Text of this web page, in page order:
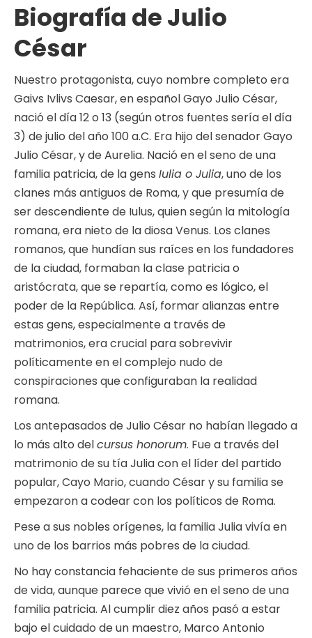
Biografía de Julio
César
Nuestro protagonista, cuyo nombre completo era
Gaivs Ivlivs Caesar, en español Gayo Julio César,
nació el día 12 o 13 (según otros fuentes sería el día
3) de julio del año 100 a.C. Era hijo del senador Gayo
Julio César, y de Aurelia. Nació en el seno de una
familia patricia, de la gens Iulia o Julia, uno de los
clanes más antiguos de Roma, y que presumía de
ser descendiente de Iulus, quien según la mitología
romana, era nieto de la diosa Venus. Los clanes
romanos, que hundían sus raíces en los fundadores
de la ciudad, formaban la clase patricia o
aristócrata, que se repartía, como es lógico, el
poder de la República. Así, formar alianzas entre
estas gens, especialmente a través de
matrimonios, era crucial para sobrevivir
políticamente en el complejo nudo de
conspiraciones que configuraban la realidad
romana.
Los antepasados de Julio César no habían llegado a
lo más alto delcursus honorum. Fue a través del
matrimonio de su tía Julia con el líder del partido
popular, Cayo Mario, cuando César y su familia se
empezaron a codear con los políticos de Roma.
Pese a sus nobles orígenes, la familia Julia vivía en
uno de los barrios más pobres de la ciudad.
No hay constancia fehaciente de sus primeros años
de vida, aunque parece que vivió en el seno de una
familia patricia. Al cumplir diez años pasó a estar
bajo el cuidado de un maestro, Marco Antonio